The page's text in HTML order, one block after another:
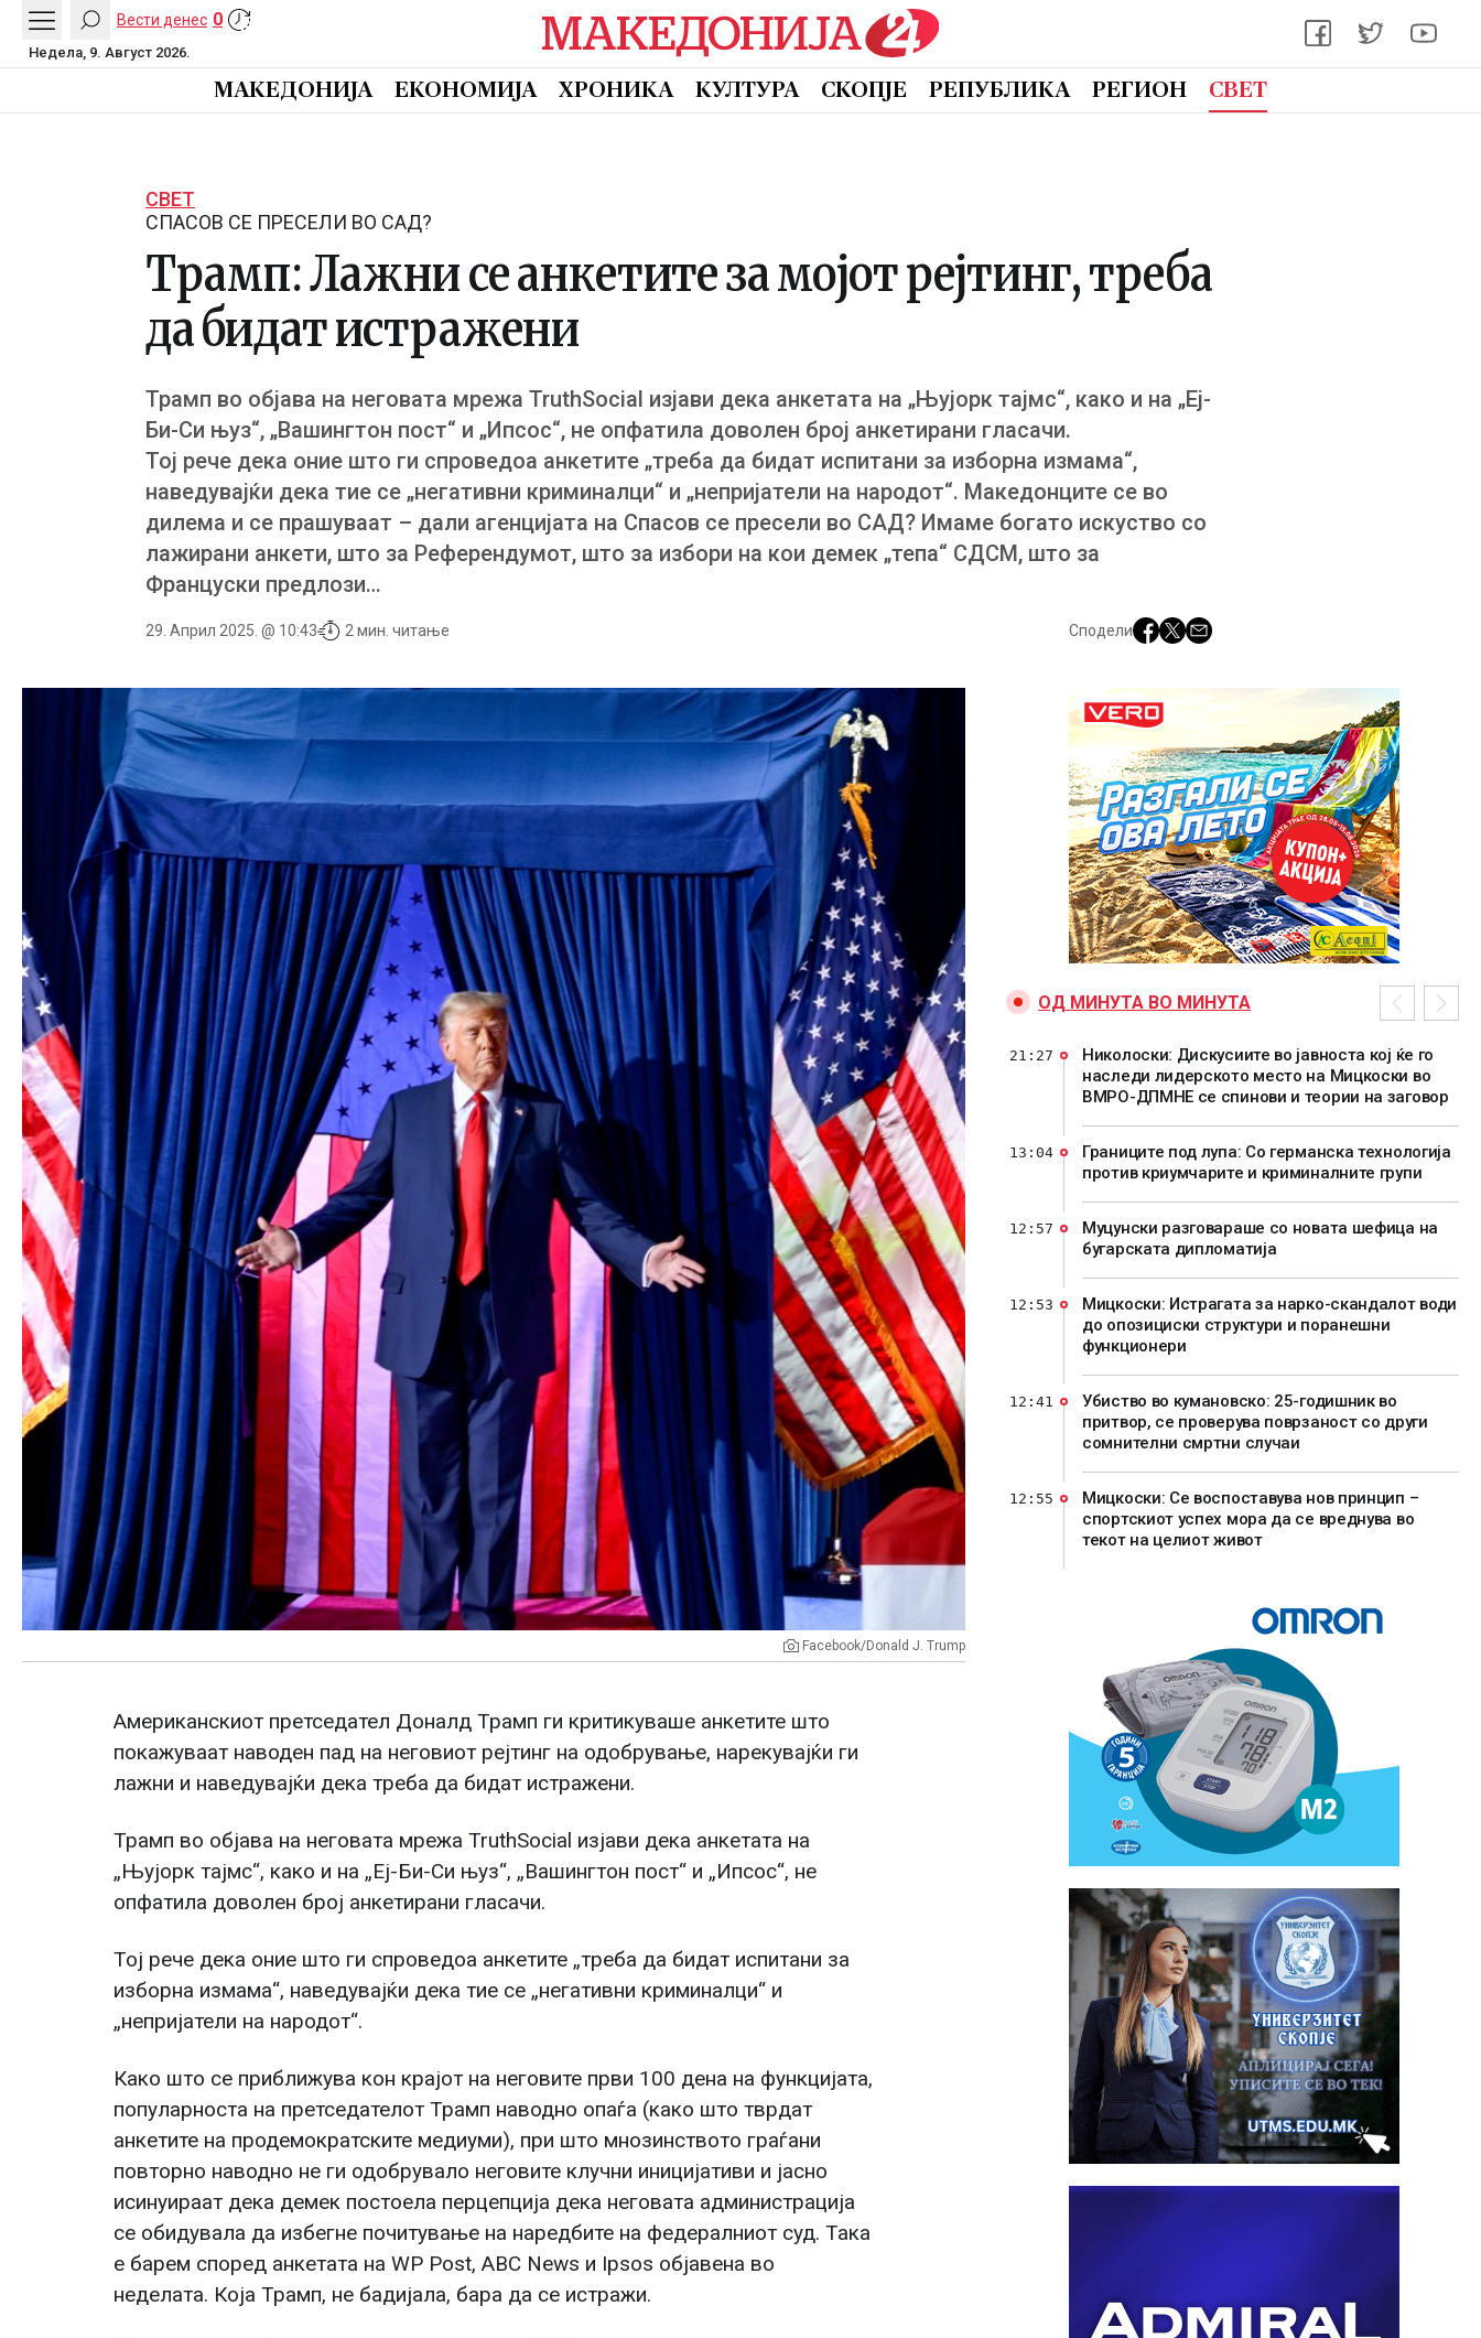
Вести денес 0
Недела, 9. Август 2026.
МАКЕДОНИЈА ЕКОНОМИЈА ХРОНИКА КУЛТУРА СКОПЈЕ РЕПУБЛИКА РЕГИОН СВЕТ
СВЕТ
СПАСОВ СЕ ПРЕСЕЛИ ВО САД?
Трамп: Лажни се анкетите за мојот рејтинг, треба
да бидат истражени
Трамп во објава на неговата мрежа TruthSocial изјави дека анкетата на „Њујорк тајмс“, како и на „Еј-
Би-Си њуз“, „Вашингтон пост“ и „Ипсос“, не опфатила доволен број анкетирани гласачи.
Тој рече дека оние што ги спроведоа анкетите „треба да бидат испитани за изборна измама“,
наведувајќи дека тие се „негативни криминалци“ и „непријатели на народот“. Македонците се во
дилема и се прашуваат – дали агенцијата на Спасов се пресели во САД? Имаме богато искуство со
лажирани анкети, што за Референдумот, што за избори на кои демек „тепа“ СДСМ, што за
Француски предлози…
29. Април 2025. @ 10:43 2 мин. читање Сподели
Facebook/Donald J. Trump
Американскиот претседател Доналд Трамп ги критикуваше анкетите што
покажуваат наводен пад на неговиот рејтинг на одобрување, нарекувајќи ги
лажни и наведувајќи дека треба да бидат истражени.
Трамп во објава на неговата мрежа TruthSocial изјави дека анкетата на
„Њујорк тајмс“, како и на „Еј-Би-Си њуз“, „Вашингтон пост“ и „Ипсос“, не
опфатила доволен број анкетирани гласачи.
Тој рече дека оние што ги спроведоа анкетите „треба да бидат испитани за
изборна измама“, наведувајќи дека тие се „негативни криминалци“ и
„непријатели на народот“.
Како што се приближува кон крајот на неговите први 100 дена на функцијата,
популарноста на претседателот Трамп наводно опаѓа (како што тврдат
анкетите на продемократските медиуми), при што мнозинството граѓани
повторно наводно не ги одобрувало неговите клучни иницијативи и јасно
исинуираат дека демек постоела перцепција дека неговата администрација
се обидувала да избегне почитување на наредбите на федералниот суд. Така
е барем според анкетата на WP Post, ABC News и Ipsos објавена во
неделата. Која Трамп, не бадијала, бара да се истражи.
ОД МИНУТА ВО МИНУТА
Николоски: Дискусиите во јавноста кој ќе го
наследи лидерското место на Мицкоски во
ВМРО-ДПМНЕ се спинови и теории на заговор
21:27
Границите под лупа: Со германска технологија
против криумчарите и криминалните групи
13:04
Муцунски разговараше со новата шефица на
бугарската дипломатија
12:57
Мицкоски: Истрагата за нарко-скандалот води
до опозициски структури и поранешни
функционери
12:53
Убиство во кумановско: 25-годишник во
притвор, се проверува поврзаност со други
сомнителни смртни случаи
12:41
Мицкоски: Се воспоставува нов принцип –
спортскиот успех мора да се вреднува во
текот на целиот живот
12:55